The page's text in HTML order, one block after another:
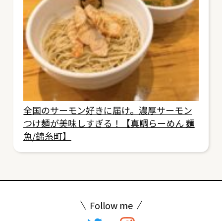
全国のサーモン好きに届け。濃厚サーモン
つけ麺が美味しすぎる！【真鯛らーめん 麺
魚/錦糸町】
Follow me